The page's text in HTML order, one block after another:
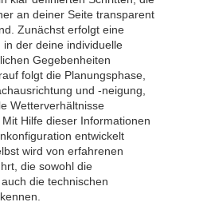
an deiner Seite transparent
Zunächst erfolgt eine
der deine individuelle
Gegebenheiten
folgt die Planungsphase,
und -neigung,
Wetterverhältnisse
Hilfe dieser Informationen
entwickelt
wird von erfahrenen
die sowohl die
die technischen